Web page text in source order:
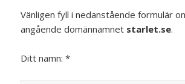
Vänligen fyll i nedanstående formulär
angående domännamnet starlet.se.
Ditt namn: *